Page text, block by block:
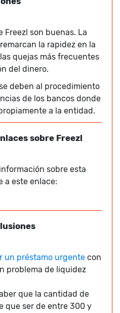
Freezl son buenas. La
la rapidez en la
quejas más frecuentes
del dinero.
deben al procedimiento
de los bancos donde
a la entidad.
sobre Freezl
sobre esta
a este enlace:
un préstamo urgente con
problema de liquidez
que la cantidad de
que ser de entre 300 y